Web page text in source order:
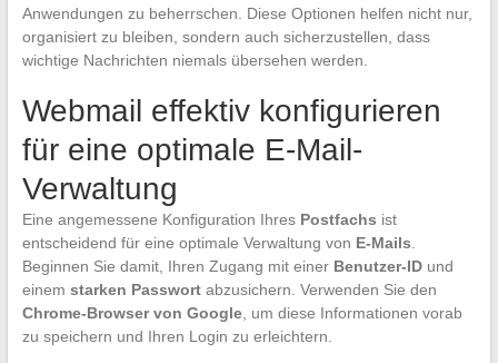
Anwendungen zu beherrschen. Diese Optionen helfen nicht nur,
organisiert zu bleiben, sondern auch sicherzustellen, dass
wichtige Nachrichten niemals übersehen werden.
Webmail effektiv konfigurieren
für eine optimale E-Mail-
Verwaltung
Eine angemessene Konfiguration Ihres Postfachs ist
entscheidend für eine optimale Verwaltung von E-Mails
Beginnen Sie damit, Ihren Zugang mit einer Benutzer-IDund
einem starken Passwortabzusichern. Verwenden Sie den
Chrome-Browser von Google, um diese Informationen vorab
zu speichern und Ihren Login zu erleichtern.